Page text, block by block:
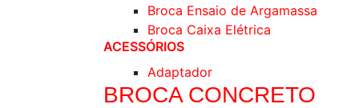
Broca Ensaio de Argamassa
Broca Caixa Elétrica
ACESSÓRIOS
Adaptador
BROCA CONCRETO